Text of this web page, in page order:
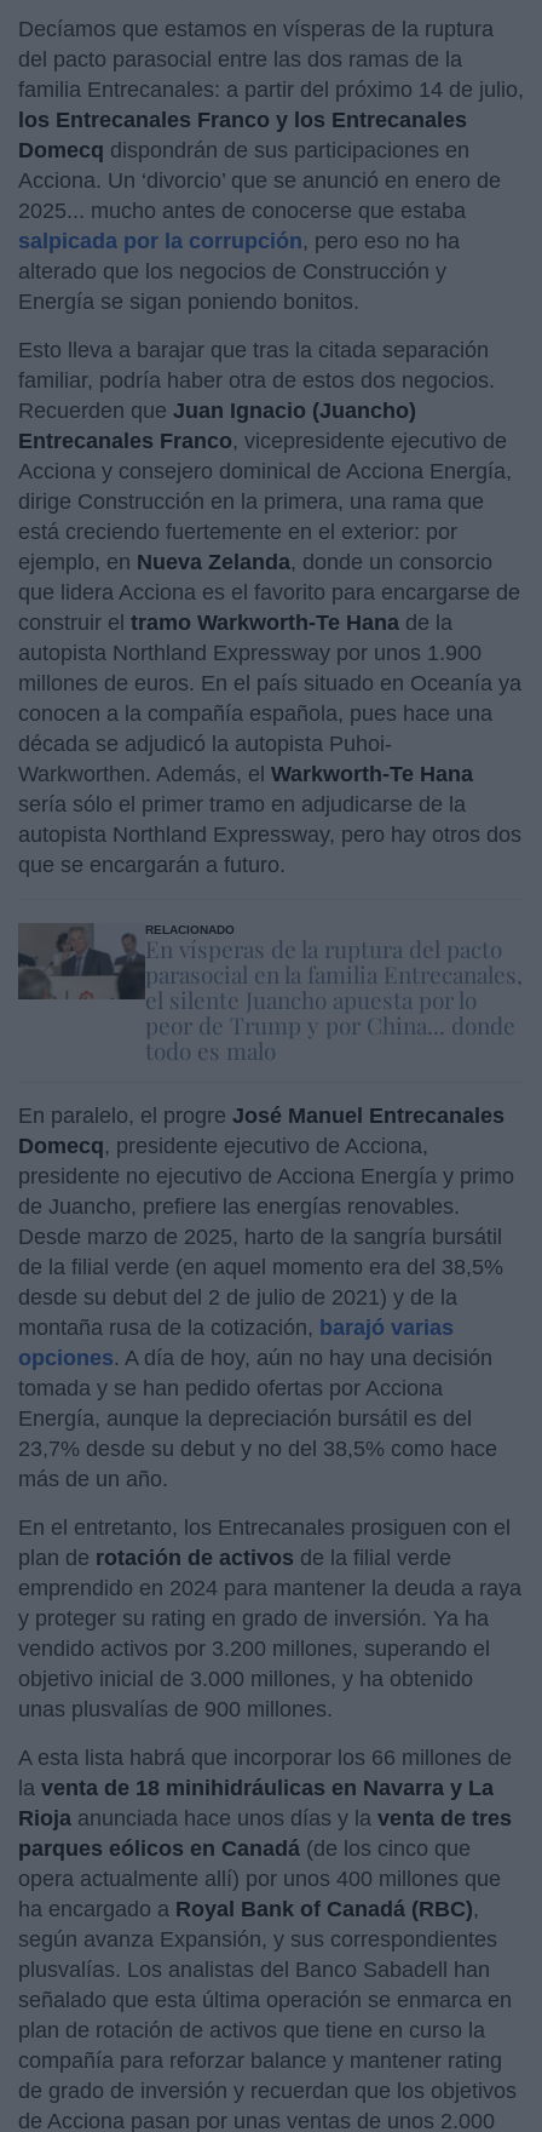
Decíamos que estamos en vísperas de la ruptura
del pacto parasocial entre las dos ramas de la
familia Entrecanales: a partir del próximo 14 de julio,
los Entrecanales Franco y los Entrecanales
Domecq dispondrán de sus participaciones en
Acciona. Un ‘divorcio’ que se anunció en enero de
2025... mucho antes de conocerse que estaba
salpicada por la corrupción, pero eso no ha
alterado que los negocios de Construcción y
Energía se sigan poniendo bonitos.
Esto lleva a barajar que tras la citada separación
familiar, podría haber otra de estos dos negocios.
Recuerden que Juan Ignacio (Juancho)
Entrecanales Franco, vicepresidente ejecutivo de
Acciona y consejero dominical de Acciona Energía,
dirige Construcción en la primera, una rama que
está creciendo fuertemente en el exterior: por
ejemplo, en Nueva Zelanda, donde un consorcio
que lidera Acciona es el favorito para encargarse de
construir el tramo Warkworth-Te Hana de la
autopista Northland Expressway por unos 1.900
millones de euros. En el país situado en Oceanía ya
conocen a la compañía española, pues hace una
década se adjudicó la autopista Puhoi-
Warkworthen. Además, el Warkworth-Te Hana
sería sólo el primer tramo en adjudicarse de la
autopista Northland Expressway, pero hay otros dos
que se encargarán a futuro.
RELACIONADO
En vísperas de la ruptura del pacto
parasocial en la familia Entrecanales,
el silente Juancho apuesta por lo
peor de Trump y por China... donde
todo es malo
En paralelo, el progre José Manuel Entrecanales
Domecq, presidente ejecutivo de Acciona,
presidente no ejecutivo de Acciona Energía y primo
de Juancho, prefiere las energías renovables.
Desde marzo de 2025, harto de la sangría bursátil
de la filial verde (en aquel momento era del 38,5%
desde su debut del 2 de julio de 2021) y de la
montaña rusa de la cotización, barajó varias
opciones. A día de hoy, aún no hay una decisión
tomada y se han pedido ofertas por Acciona
Energía, aunque la depreciación bursátil es del
23,7% desde su debut y no del 38,5% como hace
más de un año.
En el entretanto, los Entrecanales prosiguen con el
plan de rotación de activos de la filial verde
emprendido en 2024 para mantener la deuda a raya
y proteger su rating en grado de inversión. Ya ha
vendido activos por 3.200 millones, superando el
objetivo inicial de 3.000 millones, y ha obtenido
unas plusvalías de 900 millones.
A esta lista habrá que incorporar los 66 millones de
la venta de 18 minihidráulicas en Navarra y La
Rioja anunciada hace unos días y la venta de tres
parques eólicos en Canadá (de los cinco que
opera actualmente allí) por unos 400 millones que
ha encargado a Royal Bank of Canadá (RBC),
según avanza Expansión, y sus correspondientes
plusvalías. Los analistas del Banco Sabadell han
señalado que esta última operación se enmarca en
plan de rotación de activos que tiene en curso la
compañía para reforzar balance y mantener rating
de grado de inversión y recuerdan que los objetivos
de Acciona pasan por unas ventas de unos 2.000